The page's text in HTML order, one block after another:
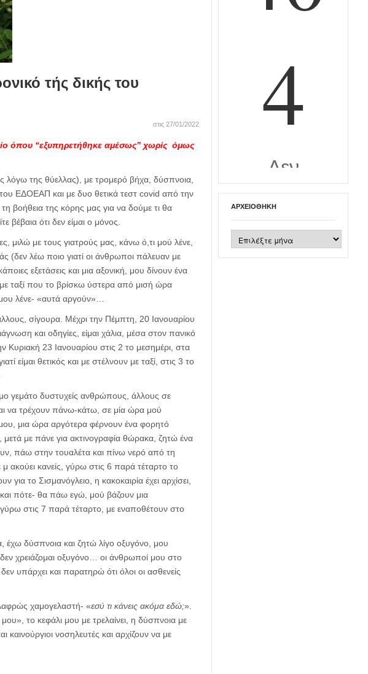
τής δικής του
στις 27/01/2022
όπου “εξυπηρετήθηκε αμέσως” χωρίς όμως
λόγω της θύελλας), με τρομερό βήχα, δύσπνοια,
ΕΔΟΕΑΠ και με δυο θετικά τεστ covid από την
βοήθεια της κόρης μας για να δούμε τι θα
βέβαια ότι δεν είμαι ο μόνος.
μιλώ με τους γιατρούς μας, κάνω ό,τι μού λένε,
(δεν λέω ποιο γιατί οι άνθρωποι πάλευαν με
εξετάσεις και μια αξονική, μου δίνουν ένα
ταξί που το βρίσκω ύστερα από μισή ώρα
λένε- «αυτά αργούν»…
σίγουρα. Μέχρι την Πέμπτη, 20 Ιανουαρίου
και οδηγίες, είμαι χάλια, μέσα στον πανικό
23 Ιανουαρίου στις 2 το μεσημέρι, στα
είμαι θετικός και με στέλνουν με ταξί, στις 3 το
γεμάτο δυστυχείς ανθρώπους, άλλους σε
να τρέχουν πάνω-κάτω, σε μία ώρα μού
μια ώρα αργότερα φέρνουν ένα φορητό
με πάνε για ακτινογραφία θώρακα, ζητώ ένα
πάω στην τουαλέτα και πίνω νερό από τη
κανείς, γύρω στις 6 παρά τέταρτο το
το Σισμανόγλειο, η κακοκαιρία έχει αρχίσει,
πότε- θα πάω εγώ, μού βάζουν μια
στις 7 παρά τέταρτο, με εναποθέτουν στο
έχω δύσπνοια και ζητώ λίγο οξυγόνο, μου
χρειάζομαι οξυγόνο… οι άνθρωποί μου στο
υπάρχει και παρατηρώ ότι όλοι οι ασθενείς
χαμογελαστή- «εσύ τι κάνεις ακόμα εδώ;».
το κεφάλι μου με τρελαίνει, η δύσπνοια με
καινούργιοι νοσηλευτές και αρχίζουν να με
ΑΡΧΕΙΟΘΉΚΗ